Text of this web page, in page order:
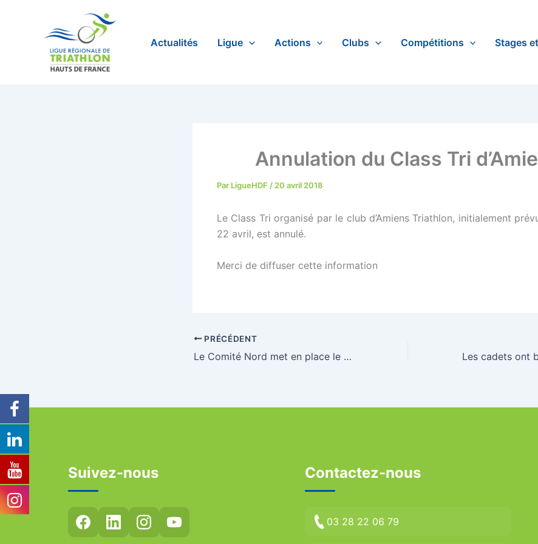
Actualités Ligue Actions Clubs Compétitions Stages
Annulation du Class Tri
Par LigueHDF / 20 avril 2018
Le Class Tri organisé par le club d’Amiens Triathlon, initialement
22 avril, est annulé.
Merci de diffuser cette information
PRÉCÉDENT
Le Comité Nord met en place le prêt de combinaisons néoprène
Suivez-nous Contactez-nous
03 28 22 06 79